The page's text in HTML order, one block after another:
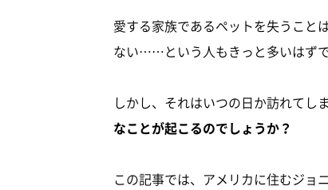
愛する家族であるペットを失うこと
ない……という人もきっと多いはずで
しかし、それはいつの日か訪れてし
なことが起こるのでしょうか？
この記事では、アメリカに住むジョ